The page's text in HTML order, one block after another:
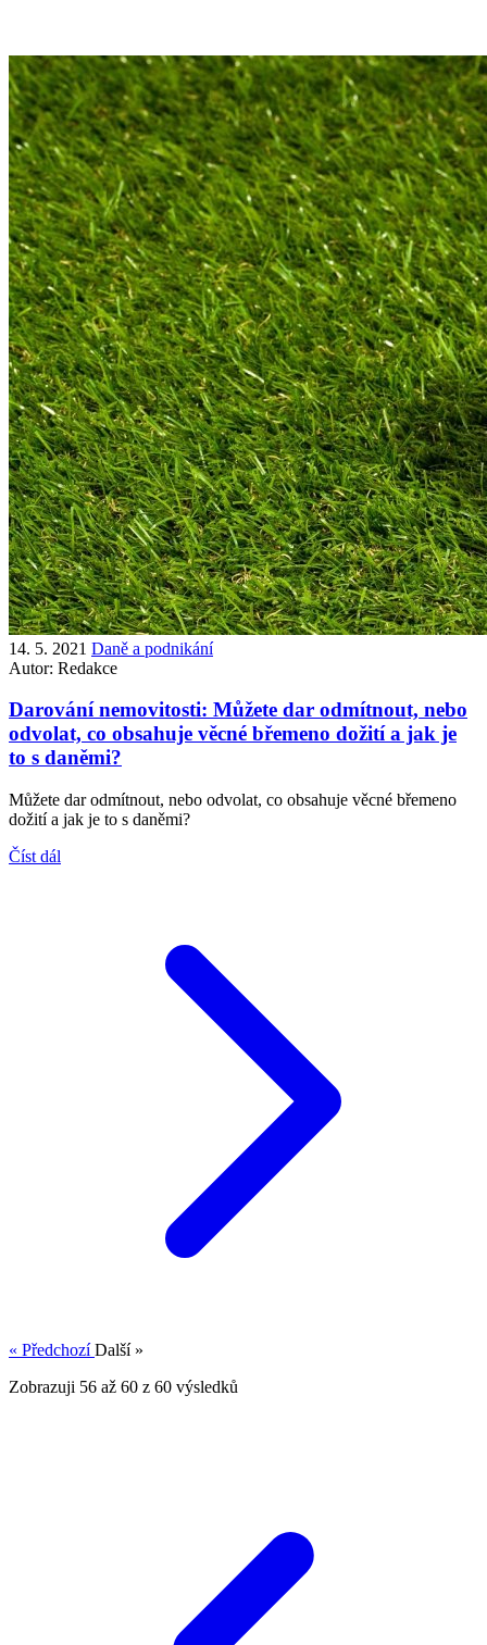
14. 5. 2021 Daně a podnikání
Autor: Redakce
Darování nemovitosti: Můžete dar odmítnout, nebo
odvolat, co obsahuje věcné břemeno dožití a jak je
to s daněmi?
Můžete dar odmítnout, nebo odvolat, co obsahuje věcné břemeno
dožití a jak je to s daněmi?
Číst dál
« PředchozíDalší »
Zobrazuji 56 až 60 z 60 výsledků